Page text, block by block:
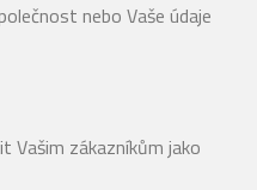
nebo Vaše údaje
Vašim zákazníkům jako